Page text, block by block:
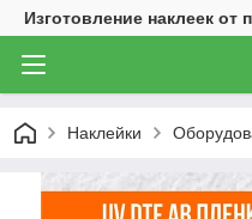
Изготовление наклеек от
Наклейки